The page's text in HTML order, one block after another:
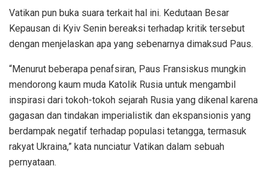
Vatikan pun buka suara terkait hal ini. Kedutaan Besar
Kepausan di Kyiv Senin bereaksi terhadap kritik tersebut
dengan menjelaskan apa yang sebenarnya dimaksud Paus.
“Menurut beberapa penafsiran, Paus Fransiskus mungkin
mendorong kaum muda Katolik Rusia untuk mengambil
inspirasi dari tokoh-tokoh sejarah Rusia yang dikenal karena
gagasan dan tindakan imperialistik dan ekspansionis yang
berdampak negatif terhadap populasi tetangga, termasuk
rakyat Ukraina,” kata nunciatur Vatikan dalam sebuah
pernyataan.